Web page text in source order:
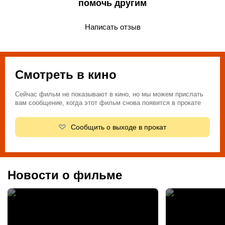
помочь другим
Написать отзыв
Смотреть в кино
Сейчас фильм не показывают в кино, но мы можем прислать
вам сообщение, когда этот фильм снова появится в прокате
Сообщить о выходе в прокат
Новости о фильме